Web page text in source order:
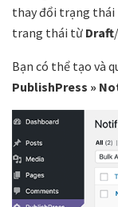
thay đổi trạng thái
trang thái từ Draft
Bạn có thể tạo và
PublishPress »